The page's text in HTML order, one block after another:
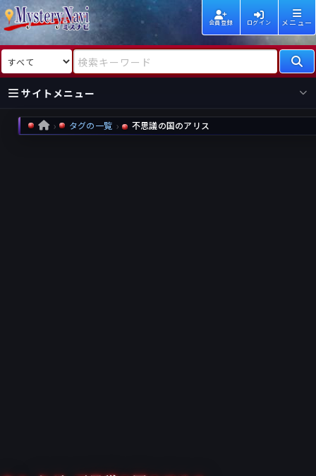
会員登録 ログイン メニュー
検索対象 検索キーワード
サイトメニュー
国内
海外
新着
HOME タグの一覧 不思議の国のアリス